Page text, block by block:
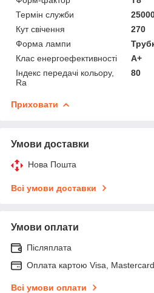
Термін служби
Кут свічення
270
Форма лампи
Клас енергоефективності
A+
Індекс передачі кольору,
Ra
80
Приховати
Умови доставки
Нова Пошта
Всі умови доставки
Умови оплати
Післяплата
Оплата картою Visa,
Всі умови оплати